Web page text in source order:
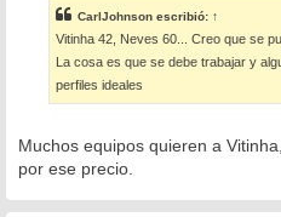
a
j
e
CarlJohnson escribió: ↑
Vitinha 42, Neves 60... Creo que se
La cosa es que se debe trabajar y
perfiles ideales
Muchos equipos quieren a
por ese precio.